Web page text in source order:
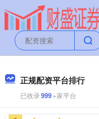
正规配资平台排行
已收录999+家平台